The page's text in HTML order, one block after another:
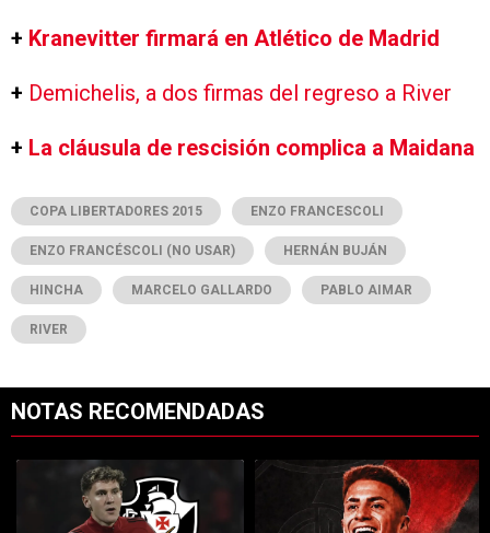
+ Kranevitter firmará en Atlético de Madrid
+ Demichelis, a dos firmas del regreso a River
+ La cláusula de rescisión complica a Maidana
COPA LIBERTADORES 2015 ENZO FRANCESCOLI
ENZO FRANCÉSCOLI (NO USAR) HERNÁN BUJÁN
HINCHA MARCELO GALLARDO PABLO AIMAR
RIVER
NOTAS RECOMENDADAS
Un artículo de tendencia con el título "River y Vasco da Gama
Un artículo de tendencia con el